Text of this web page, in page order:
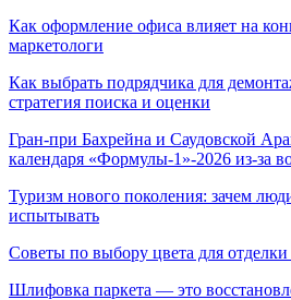
Как оформление офиса влияет на
маркетологи
Как выбрать подрядчика для
стратегия поиска и оценки
Гран-при Бахрейна и Саудовской
календаря «Формулы-1»-2026 из-за
Туризм нового поколения: зачем
испытывать
Советы по выбору цвета для отделки
Шлифовка паркета — это